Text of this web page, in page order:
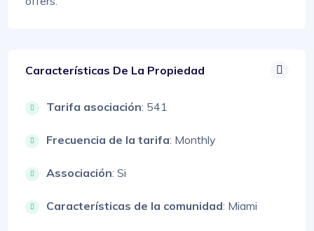
Características De La Propiedad
Tarifa asociación: 541
Frecuencia de la tarifa: Monthly
Associación: Si
Características de la comunidad: Miami